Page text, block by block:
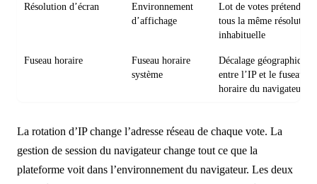
Résolution d’écran
Environnement
d’affichage
Lot de votes prétendant
tous la même résolution
inhabituelle
Fuseau horaire
Fuseau horaire
système
Décalage géographique
entre l’IP et le fuseau
horaire du navigateur
La rotation d’IP change l’adresse réseau de chaque vote. La
gestion de session du navigateur change tout ce que la
plateforme voit dans l’environnement du navigateur. Les deux